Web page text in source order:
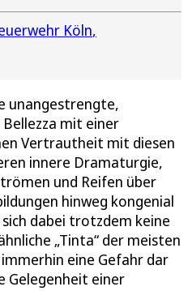
Köln
unangestrengte,
mit einer
Vertrautheit mit diesen
innere Dramaturgie,
und Reifen über
hinweg kongenial
dabei trotzdem keine
„Tinta“ der meisten
eine Gefahr dar
Gelegenheit einer